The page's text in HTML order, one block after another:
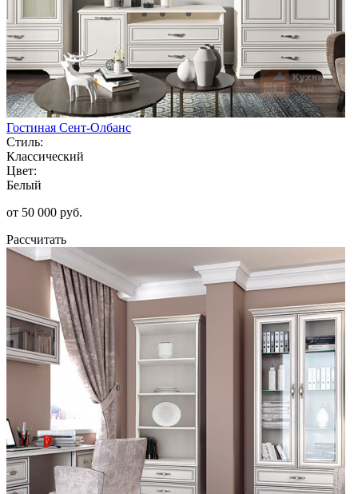
Гостиная Сент-Олбанс
Стиль:
Классический
Цвет:
Белый
от 50 000 руб.
Рассчитать